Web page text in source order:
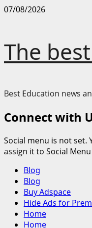
Skip
07/08/2026
The
Best Education news
Connect with
Social menu is not set.
assign it to Social
Primary
Menu
Blog
Blog
Buy Adspace
Hide Ads for
Home
Home